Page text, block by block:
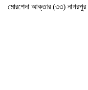
মোরশেদা আক্তার (৩৩) নাগরপুর